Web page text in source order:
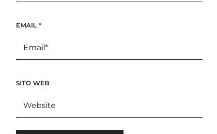
EMAIL *
SITO WEB